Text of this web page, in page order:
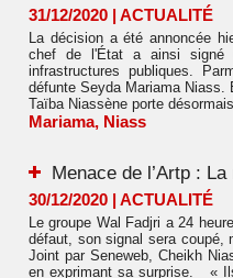
31/12/2020 | ACTUALITÉ
La décision a été annoncée
chef de l'État a ainsi signé
infrastructures publiques.
défunte Seyda Mariama Niass.
Taïba Niassène porte
Mariama, Niass
Menace de l’Artp :
30/12/2020 | ACTUALITÉ
Le groupe Wal Fadjri a 24
défaut, son signal sera coupé,
Joint par Seneweb, Cheikh
en exprimant sa surprise. «